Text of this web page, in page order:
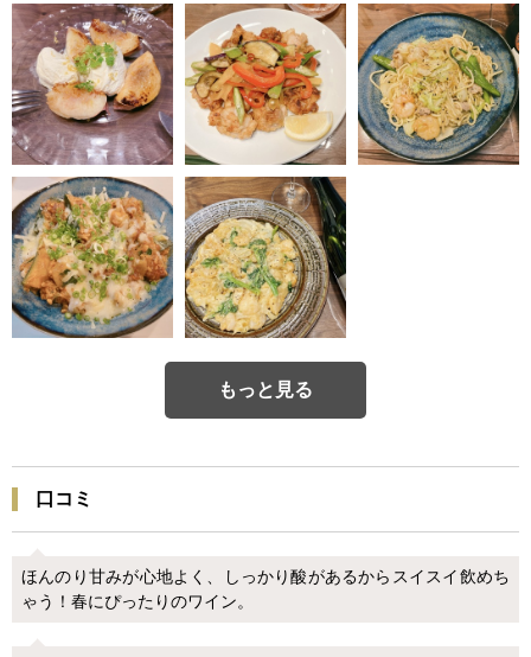
もっと見る
口コミ
ほんのり甘みが心地よく、しっかり酸があるからスイスイ飲めち
ゃう！春にぴったりのワイン。